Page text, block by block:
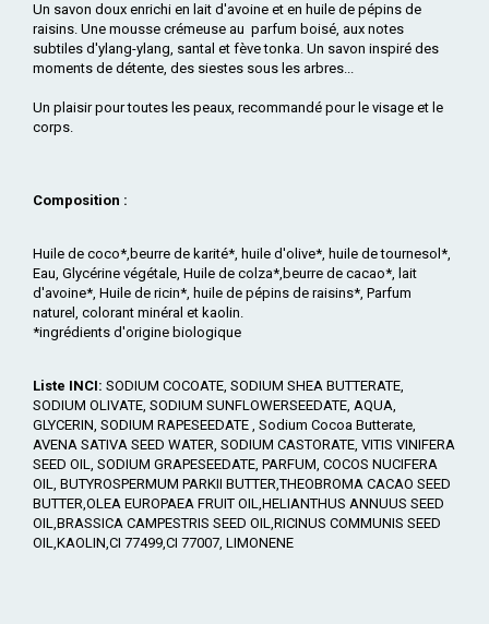
Un savon doux enrichi en lait d'avoine et en huile de pépins de
raisins. Une mousse crémeuse au parfum boisé, aux notes
subtiles d'ylang-ylang, santal et fève tonka. Un savon inspiré des
moments de détente, des siestes sous les arbres...
Un plaisir pour toutes les peaux, recommandé pour le visage et le
corps.
Composition :
Huile de coco*,beurre de karité*, huile d'olive*, huile de tournesol*,
Eau, Glycérine végétale, Huile de colza*,beurre de cacao*, lait
d'avoine*, Huile de ricin*, huile de pépins de raisins*, Parfum
naturel, colorant minéral et kaolin.
*ingrédients d'origine biologique
Liste INCI: SODIUM COCOATE, SODIUM SHEA BUTTERATE,
SODIUM OLIVATE, SODIUM SUNFLOWERSEEDATE, AQUA,
GLYCERIN, SODIUM RAPESEEDATE , Sodium Cocoa Butterate,
AVENA SATIVA SEED WATER, SODIUM CASTORATE, VITIS VINIFERA
SEED OIL, SODIUM GRAPESEEDATE, PARFUM, COCOS NUCIFERA
OIL, BUTYROSPERMUM PARKII BUTTER,THEOBROMA CACAO SEED
BUTTER,OLEA EUROPAEA FRUIT OIL,HELIANTHUS ANNUUS SEED
OIL,BRASSICA CAMPESTRIS SEED OIL,RICINUS COMMUNIS SEED
OIL,KAOLIN,CI 77499,CI 77007, LIMONENE